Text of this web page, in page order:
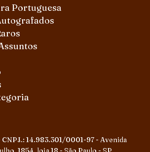
Portuguesa
14.983.301/0001-97 - Avenida